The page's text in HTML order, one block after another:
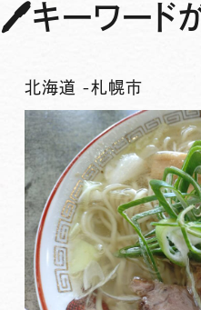
🖊キーワード
北海道 -札幌市